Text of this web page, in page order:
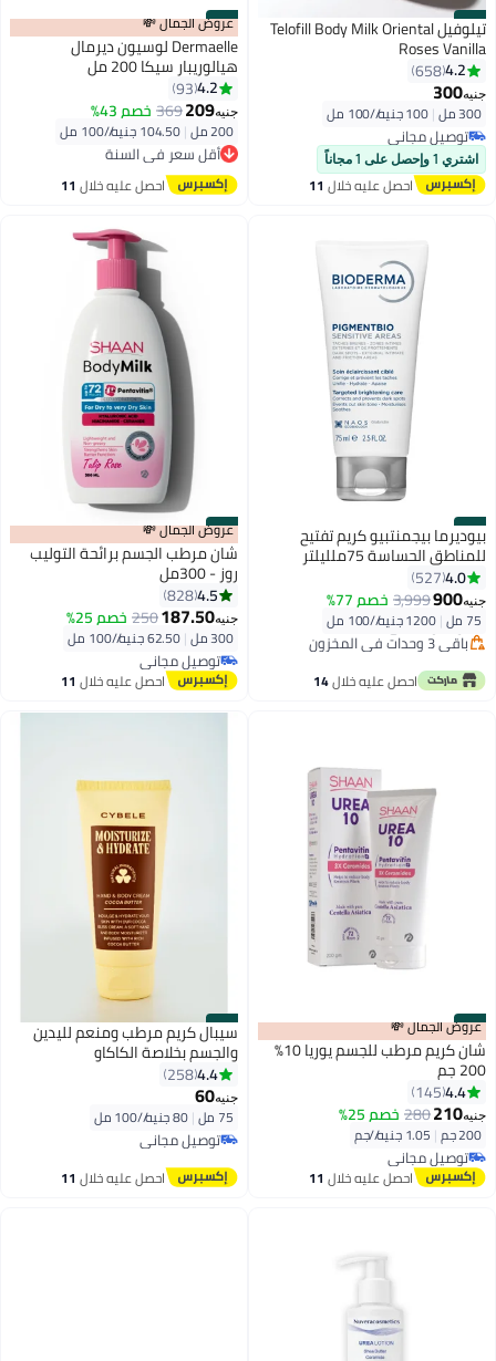
#11 تيلوفيل Telofill Body Milk Oriental
Roses Vanilla
4.2
658
جنيه300
300 مل |
توصيل مجاني
توصيل مجاني
اشتري 1 وإحصل على 1 مجاناً
احصل عليه خلال 11
اغسطس
#12
عروض الجمال 💸
Dermaelle لوسيون ديرمال
هيالوريبار سيكا 200 مل
4.2
93
جنيه209
369 خصم 43%
200 مل |
أقل سعر في السنة
توصيل مجاني
أقل سعر في السنة
احصل عليه خلال 11
اغسطس
#13
بيوديرما بيجمنتبيو كريم تفتيح
للمناطق الحساسة 75ملليلتر
4.0
527
جنيه900
3,999خصم 77%
75 مل |1200 جنيه/⁨/100 مل⁩
أقل سعر في السنة
توصيل مجاني
باقي 3 وحدات في المخزون
أقل سعر في السنة
احصل عليه خلال14
#14
عروض الجمال 💸
شان مرطب الجسم برائحة التوليب
روز - 300مل
4.5
828
جنيه187.50
250 خصم 25%
300 مل |
توصيل مجاني
توصيل مجانياحصل عليه خلال 11
#15
عروض الجمال 💸
شان كريم مرطب للجسم يوريا 10%
200 جم
4.4
145
جنيه210
280 خصم 25%
200 جم |
توصيل مجاني
بتخلّص بسرعة
توصيل مجانياحصل عليه خلال 11
#16
سيبال كريم مرطب ومنعم لليدين
والجسم بخلاصة الكاكاو
4.4
258
جنيه60
75 مل |80 جنيه/⁨/100 مل⁩
توصيل مجاني
توصيل مجاني
احصل عليه خلال 11